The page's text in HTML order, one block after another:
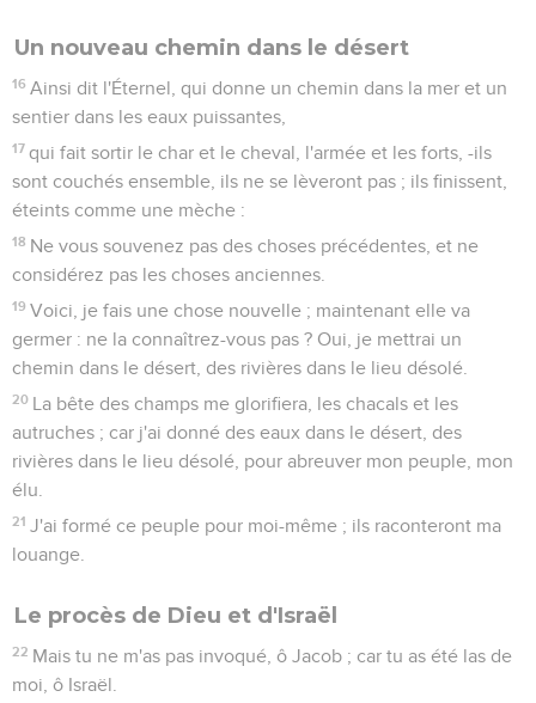
Un nouveau chemin dans le désert
16 Ainsi dit l'Éternel, qui donne un chemin dans la mer et un
sentier dans les eaux puissantes,
17 qui fait sortir le char et le cheval, l'armée et les forts, -ils
sont couchés ensemble, ils ne se lèveront pas ; ils finissent,
éteints comme une mèche :
18 Ne vous souvenez pas des choses précédentes, et ne
considérez pas les choses anciennes.
19 Voici, je fais une chose nouvelle ; maintenant elle va
germer : ne la connaîtrez-vous pas ? Oui, je mettrai un
chemin dans le désert, des rivières dans le lieu désolé.
20 La bête des champs me glorifiera, les chacals et les
autruches ; car j'ai donné des eaux dans le désert, des
rivières dans le lieu désolé, pour abreuver mon peuple, mon
élu.
21 J'ai formé ce peuple pour moi-même ; ils raconteront ma
louange.
Le procès de Dieu et d'Israël
22 Mais tu ne m'as pas invoqué, ô Jacob ; car tu as été las de
moi, ô Israël.